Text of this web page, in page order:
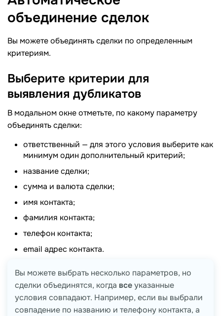
объединение сделок
Вы можете объединять сделки по определенным
критериям.
Выберите критерии для
выявления дубликатов
В модальном окне отметьте, по какому параметру
объединять сделки:
ответственный — для этого условия выберите как
минимум один дополнительный критерий;
название сделки;
сумма и валюта сделки;
имя контакта;
фамилия контакта;
телефон контакта;
email адрес контакта.
Вы можете выбрать несколько параметров, но
сделки объединятся, когда всеуказанные
условия совпадают. Например, если вы выбрали
совпадение по названию и телефону контакта, а